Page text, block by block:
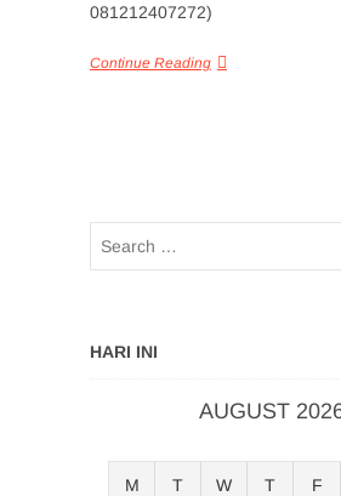
081212407272)
Continue Reading
HARI INI
AUGUST
M T W T F